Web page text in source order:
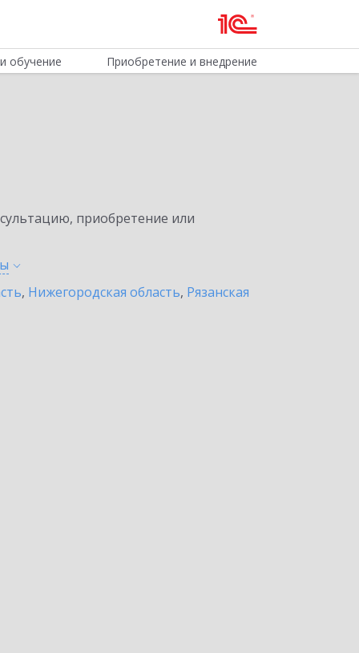
обучение Приобретение и внедрение
приобретение или
, Нижегородская область, Рязанская